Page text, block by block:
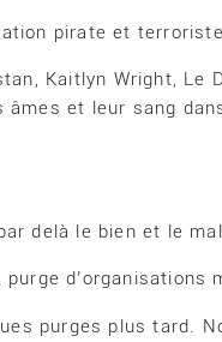
pirate et
Kaitlyn Wright, Le
et leur sang
delà le bien et le
purges plus tard.